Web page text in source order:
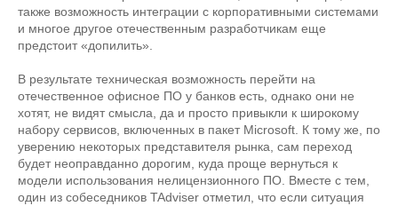
также возможность интеграции с корпоративными системами
и многое другое отечественным разработчикам еще
предстоит «допилить».
В результате техническая возможность перейти на
отечественное офисное ПО у банков есть, однако они не
хотят, не видят смысла, да и просто привыкли к широкому
набору сервисов, включенных в пакет Microsoft. К тому же, по
уверению некоторых представителя рынка, сам переход
будет неоправданно дорогим, куда проще вернуться к
модели использования нелицензионного ПО. Вместе с тем,
один из собеседников TAdviser отметил, что если ситуация